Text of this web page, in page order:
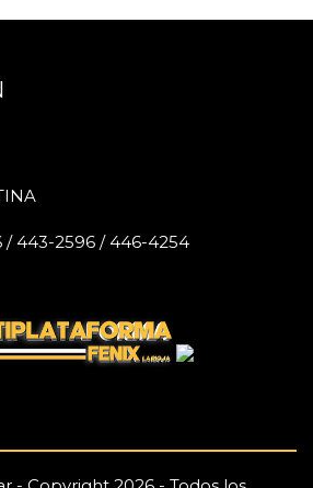
/ 443-2596 / 446-4254